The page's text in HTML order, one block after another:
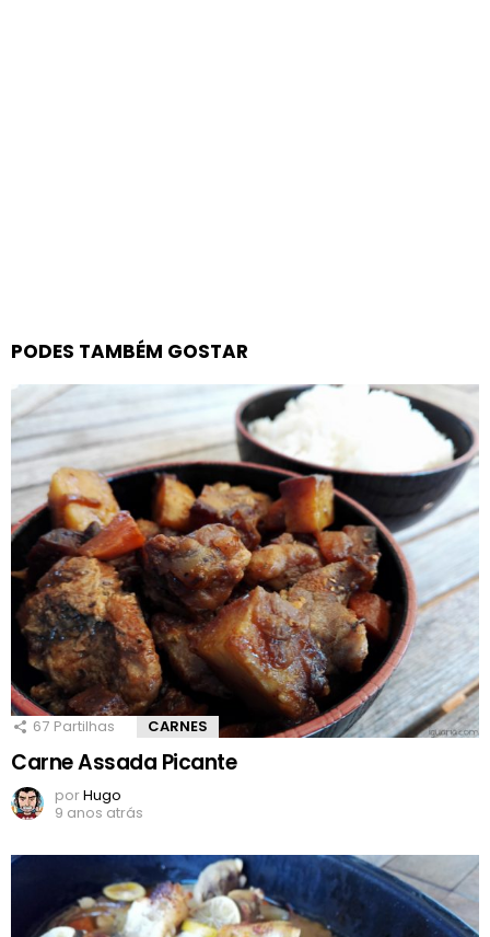
PODES TAMBÉM GOSTAR
67 Partilhas CARNES
Carne Assada Picante
porHugo
9 anos atrás